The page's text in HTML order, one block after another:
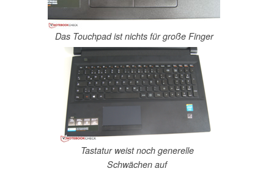
Das Touchpad ist nichts für große Finger
Tastatur weist noch generelle
Schwächen auf